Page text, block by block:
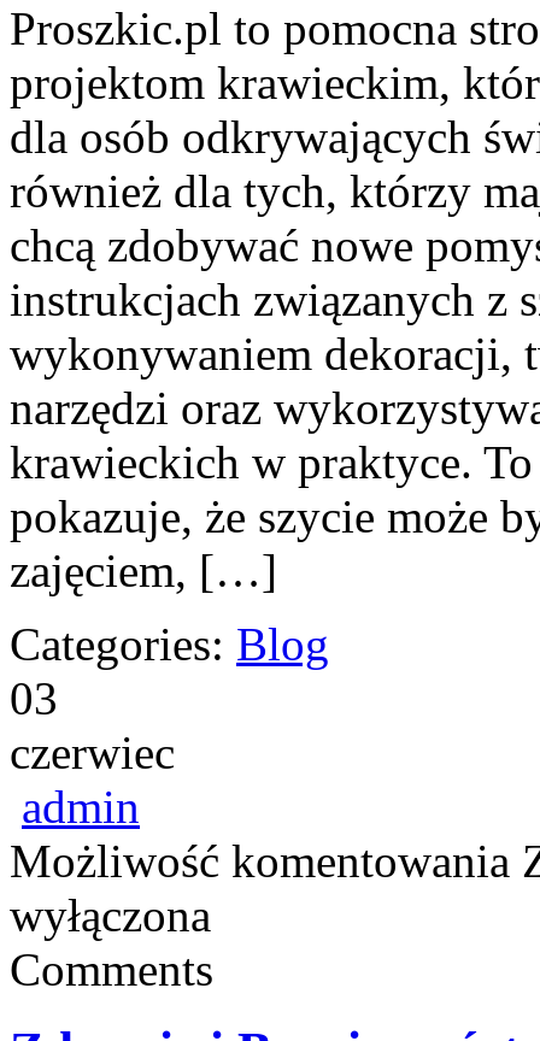
Proszkic.pl to pomocna
projektom krawieckim,
dla osób odkrywających
również dla tych, którzy
chcą zdobywać nowe
instrukcjach związanych z
wykonywaniem dekoracji,
narzędzi oraz
krawieckich w praktyce.
pokazuje, że szycie może
zajęciem, […]
Categories: Blog
03
czerwiec
admin
Możliwość komentowania
wyłączona
Comments